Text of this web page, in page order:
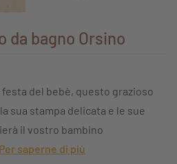
da bagno Orsino
del bebè, questo grazioso
sua stampa delicata e le sue
il vostro bambino
Per saperne di più